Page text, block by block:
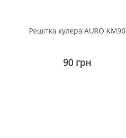
Решітка кулера AURO KM90
90 грн